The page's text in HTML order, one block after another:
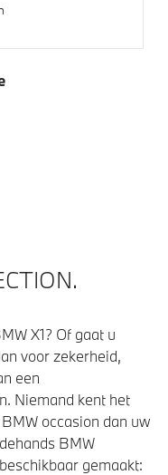
X1? Of gaat u
voor zekerheid,
een
Niemand kent het
occasion dan uw
BMW
gemaakt: